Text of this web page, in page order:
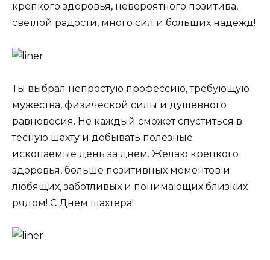
крепкого здоровья, невероятного позитива,
светлой радости, много сил и больших надежд!
Ты выбрал непростую профессию, требующую
мужества, физической силы и душевного
равновесия. Не каждый сможет спуститься в
тесную шахту и добывать полезные
ископаемые день за днем. Желаю крепкого
здоровья, больше позитивных моментов и
любящих, заботливых и понимающих близких
рядом! С Днем шахтера!